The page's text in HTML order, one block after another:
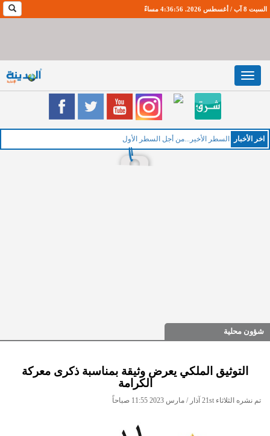
السبت 8 آب / أغسطس 2026. 4:36:57 مساءً
Toggle
navigation
اخر اﻷخبار السطر الأخير...من أجل السطر الأول
شؤون محلية
التوثيق الملكي يعرض وثيقة بمناسبة ذكرى معركة
الكرامة
تم نشره الثلاثاء 21st آذار / مارس 2023 11:55 صباحاً